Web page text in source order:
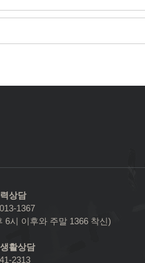
상담
1367
6시 이후와 주말 1366 착신)
활상담
2313